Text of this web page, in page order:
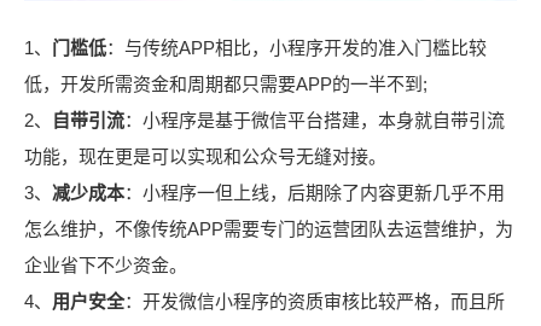
1、 门槛低：与传统APP相比，小程序开发的准入门槛比较
低，开发所需资金和周期都只需要APP的一半不到;
2、
自带引流：小程序是基于微信平台搭建，本身就自带引流
功能，现在更是可以实现和公众号无缝对接。
3、 减少成本：小程序一但上线，后期除了内容更新几乎不用
怎么维护，不像传统APP需要专门的运营团队去运营维护，为
企业省下不少资金。
4、 用户安全：开发微信小程序的资质审核比较严格，而且所